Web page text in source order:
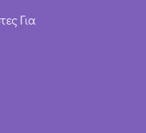
Για